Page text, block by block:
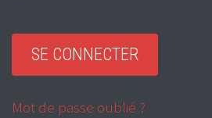
Mot de passe oublié ?